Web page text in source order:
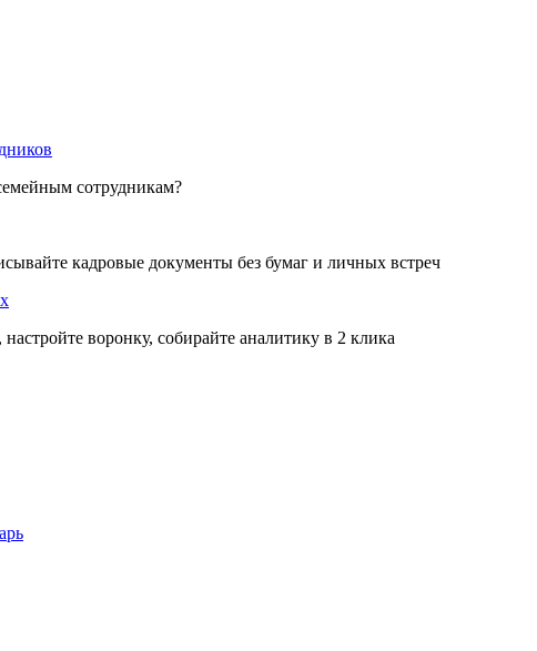
сотрудникам?
кадровые документы без бумаг и личных встреч
воронку, собирайте аналитику в 2 клика